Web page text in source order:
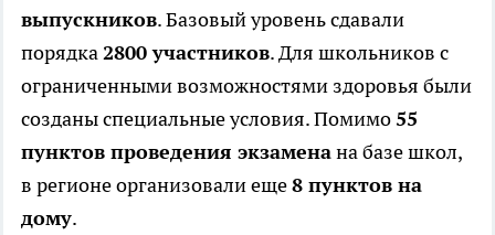
выпускников. Базовый уровень сдавали
порядка2800 участников. Для школьников с
ограниченными возможностями здоровья были
созданы специальные условия. Помимо 55
пунктов проведения экзаменана базе школ,
в регионе организовали еще8 пунктов на
дому.